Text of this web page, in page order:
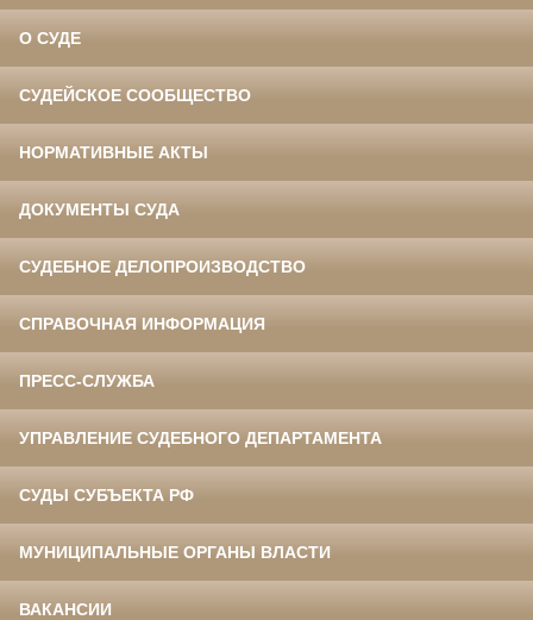
О СУДЕ
СУДЕЙСКОЕ СООБЩЕСТВО
НОРМАТИВНЫЕ АКТЫ
ДОКУМЕНТЫ СУДА
СУДЕБНОЕ ДЕЛОПРОИЗВОДСТВО
СПРАВОЧНАЯ ИНФОРМАЦИЯ
ПРЕСС-СЛУЖБА
УПРАВЛЕНИЕ СУДЕБНОГО ДЕПАРТАМЕНТА
СУДЫ СУБЪЕКТА РФ
МУНИЦИПАЛЬНЫЕ ОРГАНЫ ВЛАСТИ
ВАКАНСИИ